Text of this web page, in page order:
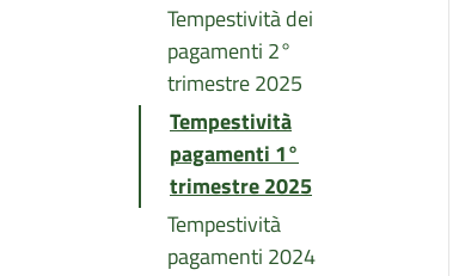
Tempestività dei
pagamenti 2°
trimestre 2025
Tempestività
pagamenti 1°
trimestre 2025
Tempestività
pagamenti 2024